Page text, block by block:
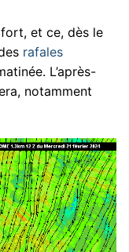
et ce, dès le
rafales
L’après-
notamment